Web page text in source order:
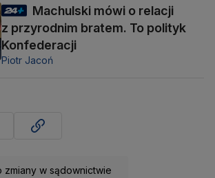
Machulski mówi o relacji
z przyrodnim bratem. To polityk
Konfederacji
Piotr Jacoń
zmiany w sądownictwie